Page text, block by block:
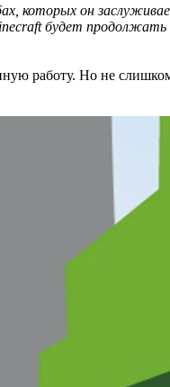
которых он
будет продолжать
работу. Но не